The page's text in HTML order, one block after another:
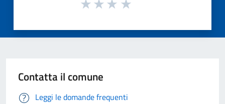
Contatta il comune
Leggi le domande frequenti